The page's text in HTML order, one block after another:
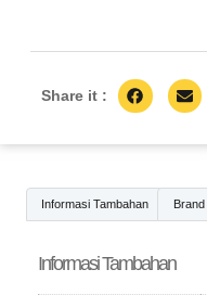
Share it :
Informasi Tambahan Brand
Informasi Tambahan